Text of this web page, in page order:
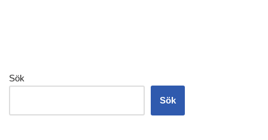
Sök
Sök